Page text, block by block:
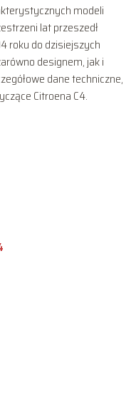
modeli
lat przeszedł
roku do dzisiejszych
designem, jak i
dane techniczne,
Citroena C4.